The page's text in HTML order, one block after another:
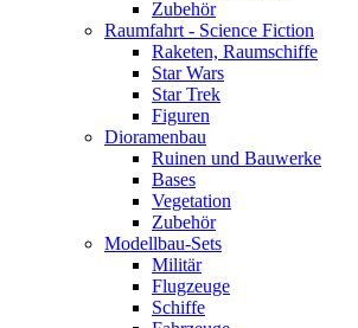
Zubehör
Raumfahrt - Science Fiction
Raketen, Raumschiffe
Star Wars
Star Trek
Figuren
Dioramenbau
Ruinen und Bauwerke
Bases
Vegetation
Zubehör
Modellbau-Sets
Militär
Flugzeuge
Schiffe